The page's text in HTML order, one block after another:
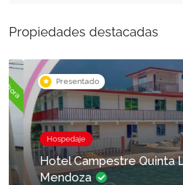
Propiedades destacadas
Presentado
Hospedaje
Hotel Campestre Quinta Las
Mendoza